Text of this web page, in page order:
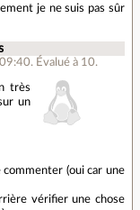
je ne suis pas sûr
. Évalué à 10.
très
un
(oui car une
vérifier une chose